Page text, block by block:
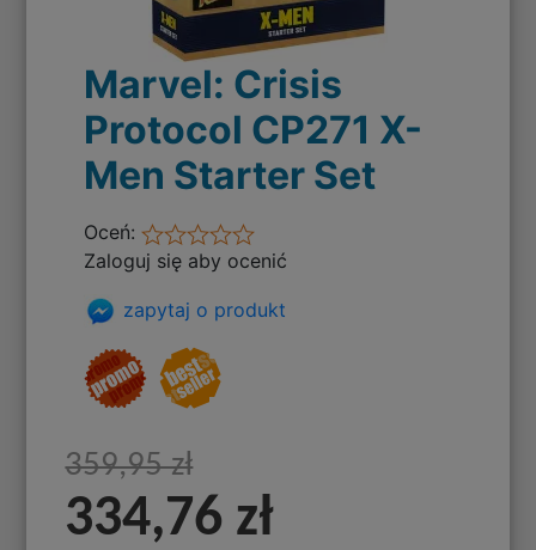
Marvel: Crisis
Protocol CP271 X-
Men Starter Set
Oceń:
Zaloguj się aby ocenić
zapytaj o produkt
359,95 zł
334,76 zł